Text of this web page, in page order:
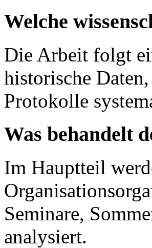
Welche
Die Arbeit folgt
historische
Protokolle
Was behandelt
Im Hauptteil
Seminare,
analysiert.